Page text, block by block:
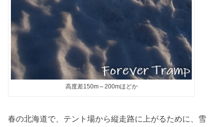
高度差150m～200mほどか
春の北海道で、テント場から縦走路に上がるために、雪